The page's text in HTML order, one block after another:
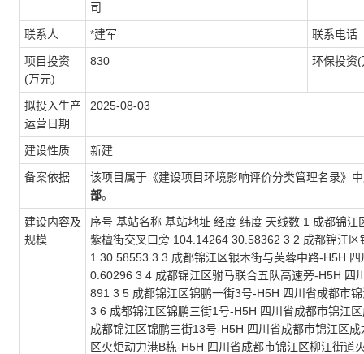
司
联系人 *建军 联系电话
项目投资
(万元)
830 环保投资
拟投入生产
运营日期
2025-08-03
建设性质 新建
备案依据
该项目属于《建设项目环境影响评价分类管理名录》
部。
建设内容及
规模
序号 基站名称 基站地址 经度 纬度 天线数 1 成都锦
紫檀街交叉口旁 104.14264 30.58362 3 2 成都锦江
1 30.58553 3 3 成都锦江区银木街与芙蓉中路-H5H
0.60296 3 4 成都锦江区驸马联合五队高速旁-H5H
891 3 5 成都锦江区锦鹏一街3号-H5H 四川省成都市
3 6 成都锦江区锦鹏三街1号-H5H 四川省成都市锦江
成都锦江区锦鹏三街13号-H5H 四川省成都市锦江区
区火炬动力港B栋-H5H 四川省成都市锦江区柳江街